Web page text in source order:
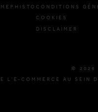
CONDITIONS
COOKIES
DISCLAIMER
© 2026
L'E-COMMERCE AU SEIN